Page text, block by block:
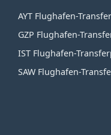
AYT Flughafen-
GZP Flughafen-
IST Flughafen-
SAW Flughafen-